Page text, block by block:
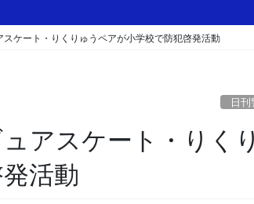
ケート・りくりゅうペアが小学校で防犯啓発活動
日
活動